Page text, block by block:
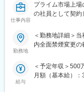
■研修体制：
な実績やデータ
営業・マーケテ
の担い手に求め
MSL専門プログ
仕事内容
プライム市場上
の社員として契約
ックメーカーな
経験を活かせる
■営業スタイル：
用情報を収集を
・新薬のプロモー
勤務地
＜勤務地詳細＞
内全面禁煙変更の
給与
＜予定年収＞500
月額（基本給）